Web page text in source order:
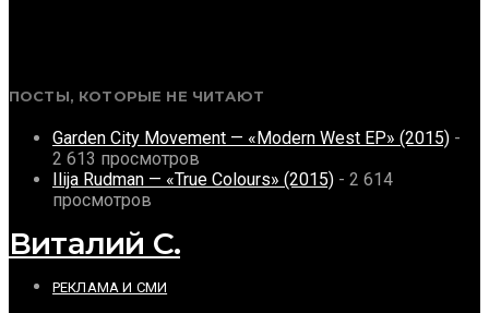
ПОСТЫ, КОТОРЫЕ НЕ ЧИТАЮТ
Garden City Movement — «Modern West EP» (2015) -
2 613 просмотров
Ilija Rudman — «True Colours» (2015) - 2 614
просмотров
Виталий С.
РЕКЛАМА И СМИ